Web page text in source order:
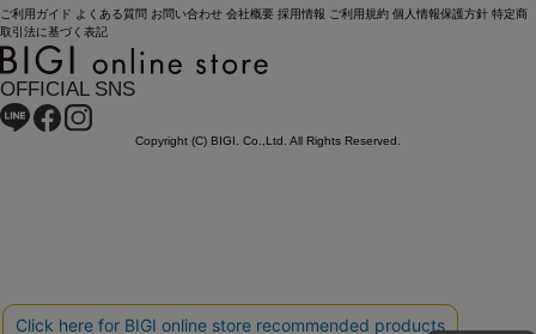
ご利用ガイド よくある質問 お問い合わせ 会社概要 採用情報 ご利用規約 個人情報保護方針 特定商
取引法に基づく表記
OFFICIAL SNS
Copyright (C) BIGI. Co.,Ltd. All Rights Reserved.